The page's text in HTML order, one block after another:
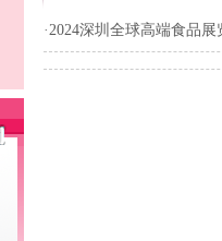
·2024深圳全球高端食品